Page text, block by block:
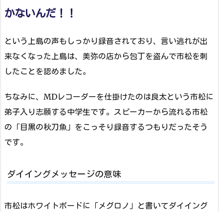
かないんだ！！
という上島の声もしっかり録音されており、言い逃れが出
来なくなった上島は、美弥の店から包丁を盗んで市松を刺
したことを認めました。
ちなみに、MDレコーダーを仕掛けたのは良太という市松に
弟子入り志願する中学生です。スピーカーから流れる市松
の「目黒の秋刀魚」をこっそり録音するつもりだったそう
です。
ダイイングメッセージの意味
市松はホワイトボードに「メグロノ」と書いてダイイング